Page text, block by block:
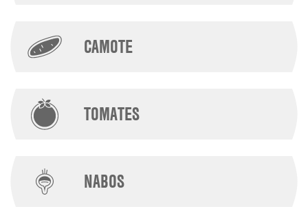
CAMOTE
TOMATES
NABOS